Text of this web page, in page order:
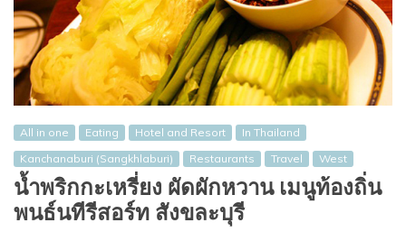
All in one Eating Hotel and Resort
In Thailand
Kanchanaburi (Sangkhlaburi)
Restaurants Travel West
น้ำพริกกะเหรี่ยง ผัดผักหวาน เมนูท้องถิ่น
พนธ์นทีรีสอร์ท สังขละบุรี